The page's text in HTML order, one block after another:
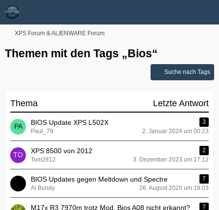
XPS Forum & ALIENWARE Forum
Themen mit den Tags „Bios“
Suche nach Tags
Thema Letzte Antwort
BIOS Update XPS L502X
3
Paul_79
2. Januar 2024 um 00:23
XPS 8500 von 2012
2
Tom2812
3. Dezember 2023 um 17:12
BIOS Updates gegen Meltdown und Spectre
7
Al Bundy
26. August 2020 um 19:03
M17x R3 7970m trotz Mod. Bios A08 nicht erkannt?
7